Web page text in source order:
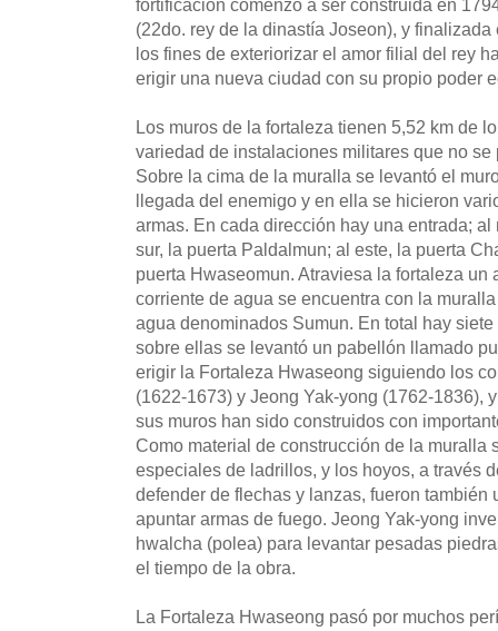
fortificación comenzó a ser construida en
(22do. rey de la dinastía Joseon), y
los fines de exteriorizar el amor filial del rey
erigir una nueva ciudad con su propio poder
Los muros de la fortaleza tienen 5,52 km de
variedad de instalaciones militares que no
Sobre la cima de la muralla se levantó el
llegada del enemigo y en ella se hicieron
armas. En cada dirección hay una entrada;
sur, la puerta Paldalmun; al este, la puerta
puerta Hwaseomun. Atraviesa la fortaleza un
corriente de agua se encuentra con la
agua denominados Sumun. En total hay
sobre ellas se levantó un pabellón llamado
erigir la Fortaleza Hwaseong siguiendo los
(1622-1673) y Jeong Yak-yong (1762-1836),
sus muros han sido construidos con
Como material de construcción de la muralla
especiales de ladrillos, y los hoyos, a través
defender de flechas y lanzas, fueron también
apuntar armas de fuego. Jeong Yak-yong
hwalcha (polea) para levantar pesadas
el tiempo de la obra.
La Fortaleza Hwaseong pasó por muchos